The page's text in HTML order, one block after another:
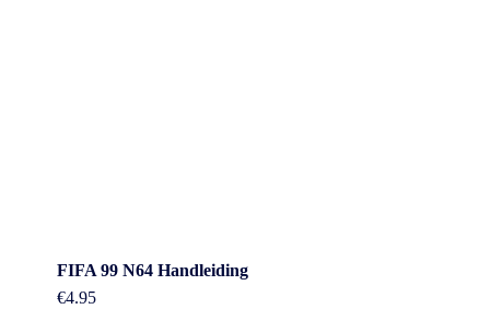
FIFA 99 N64 Handleiding
€4.95